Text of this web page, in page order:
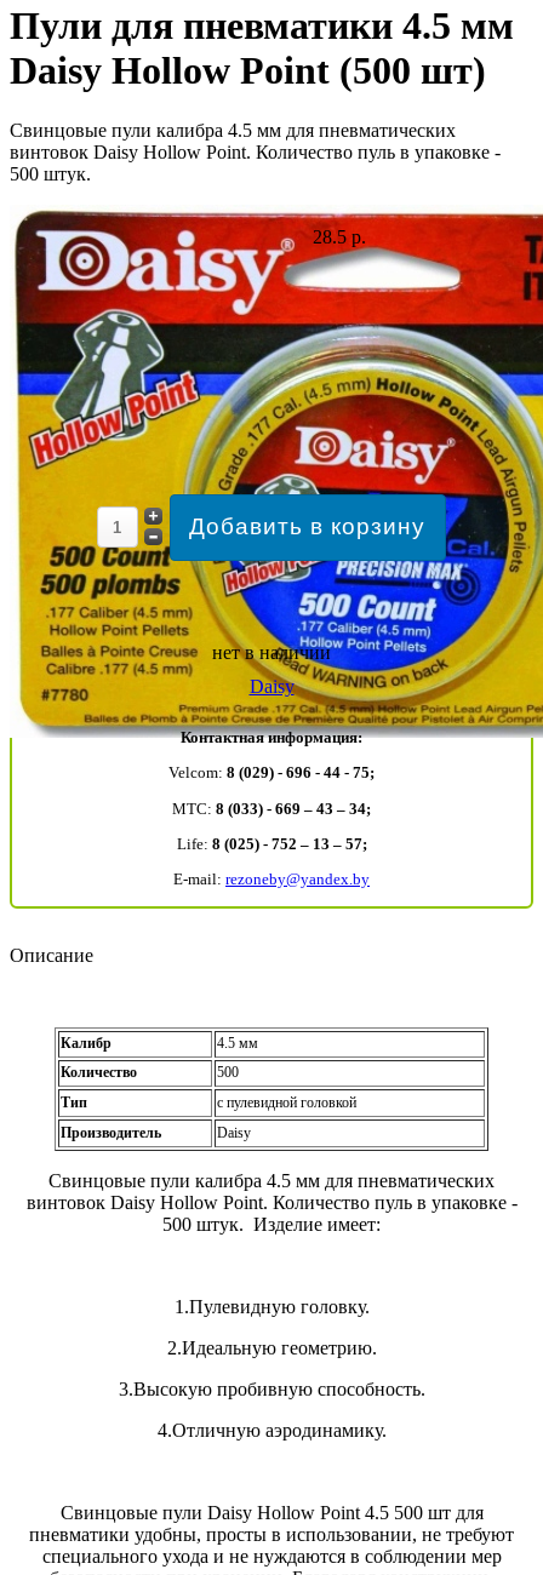
Пули для пневматики 4.5 мм
Daisy Hollow Point (500 шт)
Свинцовые пули калибра 4.5 мм для пневматических
винтовок Daisy Hollow Point. Количество пуль в упаковке -
500 штук.
28.5 р.
нет в наличии
Daisy
Контактная информация:
Velcom: 8 (029) - 696 - 44 - 75;
MTC: 8 (033) - 669 – 43 – 34;
Life: 8 (025) - 752 – 13 – 57;
E-mail: rezoneby@yandex.by
Описание
Калибр
4.5 мм
Количество
500
Тип
с пулевидной головкой
Производитель
Daisy
Свинцовые пули калибра 4.5 мм для пневматических
винтовок Daisy Hollow Point. Количество пуль в упаковке -
500 штук. Изделие имеет:
1.Пулевидную головку.
2.Идеальную геометрию.
3.Высокую пробивную способность.
4.Отличную аэродинамику.
Свинцовые пули Daisy Hollow Point 4.5 500 шт для
пневматики удобны, просты в использовании, не требуют
специального ухода и не нуждаются в соблюдении мер